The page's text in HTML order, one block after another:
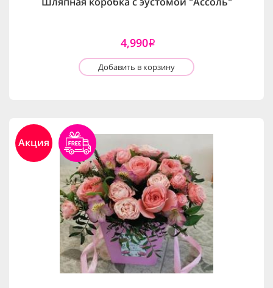
4,990i
Добавить в корзину
Акция